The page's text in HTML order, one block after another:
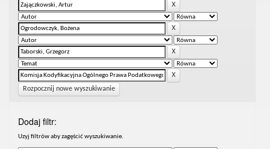
Rozpocznij nowe wyszukiwanie
Dodaj filtr:
Uzyj filtrów aby zagęścić wyszukiwanie.